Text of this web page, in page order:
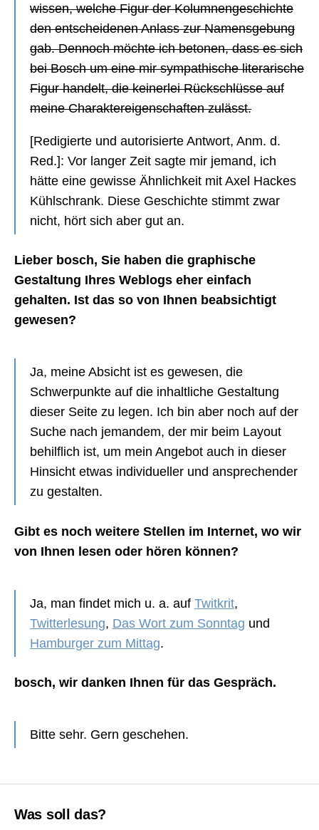
wissen, welche Figur der Kolumnengeschichte
den entscheidenen Anlass zur Namensgebung
gab. Dennoch möchte ich betonen, dass es sich
bei Bosch um eine mir sympathische literarische
Figur handelt, die keinerlei Rückschlüsse auf
meine Charaktereigenschaften zulässt.
[Redigierte und autorisierte Antwort, Anm. d.
Red.]: Vor langer Zeit sagte mir jemand, ich
hätte eine gewisse Ähnlichkeit mit Axel Hackes
Kühlschrank. Diese Geschichte stimmt zwar
nicht, hört sich aber gut an.
Lieber bosch, Sie haben die graphische
Gestaltung Ihres Weblogs eher einfach
gehalten. Ist das so von Ihnen beabsichtigt
gewesen?
Ja, meine Absicht ist es gewesen, die
Schwerpunkte auf die inhaltliche Gestaltung
dieser Seite zu legen. Ich bin aber noch auf der
Suche nach jemandem, der mir beim Layout
behilflich ist, um mein Angebot auch in dieser
Hinsicht etwas individueller und ansprechender
zu gestalten.
Gibt es noch weitere Stellen im Internet, wo wir
von Ihnen lesen oder hören können?
Ja, man findet mich u. a. auf Twitkrit,
Twitterlesung, Das Wort zum Sonntag und
Hamburger zum Mittag.
bosch, wir danken Ihnen für das Gespräch.
Bitte sehr. Gern geschehen.
Was soll das?